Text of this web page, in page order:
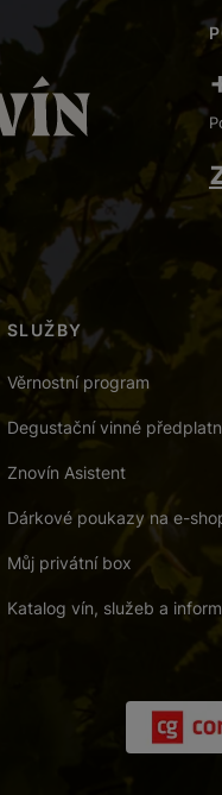
SLUŽBY
Věrnostní program
Degustační vinné
Znovín Asistent
Dárkové poukazy na e-
Můj privátní box
Katalog vín, služeb a